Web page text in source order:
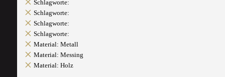
Schlagworte:
Schlagworte:
Schlagworte:
Schlagworte:
Material: Metall
Material: Messing
Material: Holz